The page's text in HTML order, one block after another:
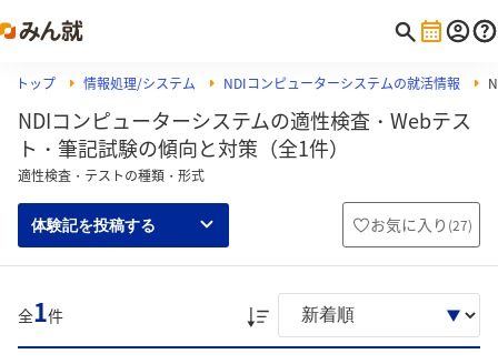
トップ 情報処理/システム NDIコンピューターシステムの就活情報
NDIコンピューターシステムの適性検査・Webテス
ト・筆記試験の傾向と対策（全1件）
適性検査・テストの種類・形式
体験記を投稿する お気に入り (27)
全1件